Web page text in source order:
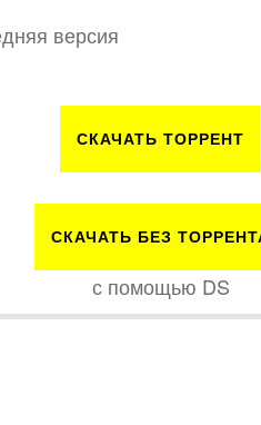
версия
СКАЧАТЬ ТОРРЕНТ
СКАЧАТЬ БЕЗ
с помощью DS